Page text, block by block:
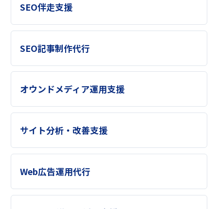
SEO伴走支援
SEO記事制作代行
オウンドメディア運用支援
サイト分析・改善支援
Web広告運用代行